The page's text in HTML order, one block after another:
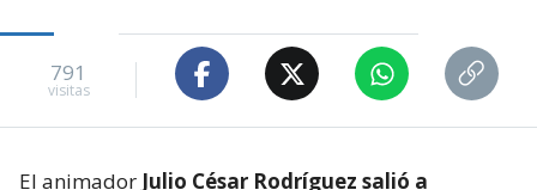
791
visitas
El animador Julio César Rodríguez salió a